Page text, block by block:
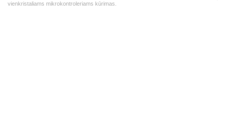
vienkristaliams mikrokontroleriams kūrimas.